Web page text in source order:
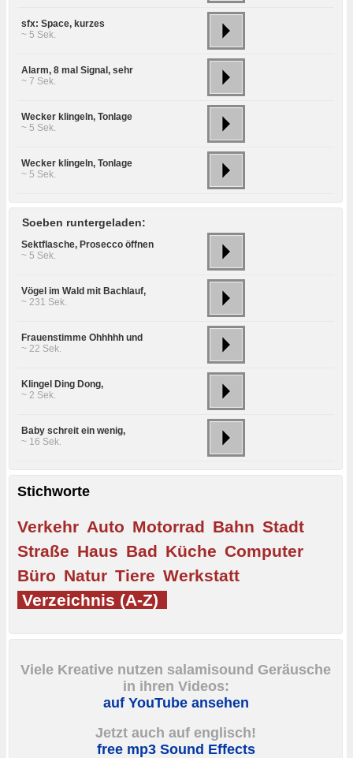
sfx: Space, kurzes
~ 5 Sek.
Alarm, 8 mal Signal, sehr
~ 7 Sek.
Wecker klingeln, Tonlage
~ 5 Sek.
Wecker klingeln, Tonlage
~ 5 Sek.
Soeben runtergeladen:
Sektflasche, Prosecco öffnen
~ 5 Sek.
Vögel im Wald mit Bachlauf,
~ 231 Sek.
Frauenstimme Ohhhhh und
~ 22 Sek.
Klingel Ding Dong,
~ 2 Sek.
Baby schreit ein wenig,
~ 16 Sek.
Stichworte
Verkehr Auto Motorrad Bahn Stadt
Straße Haus Bad Küche Computer
Büro Natur Tiere Werkstatt
Verzeichnis (A-Z)
Viele Kreative nutzen salamisound Geräusche
in ihren Videos:
auf YouTube ansehen
Jetzt auch auf englisch!
free mp3 Sound Effects